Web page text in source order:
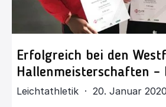
Erfolgreich bei den
Hallenmeisterschaften –
Leichtathletik · 20. Januar 2020